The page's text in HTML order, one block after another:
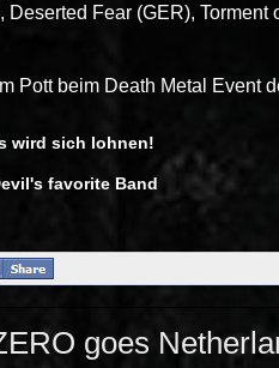
Deserted Fear (GER), Torment
Pott beim Death Metal Event
wird sich lohnen!
favorite Band
goes